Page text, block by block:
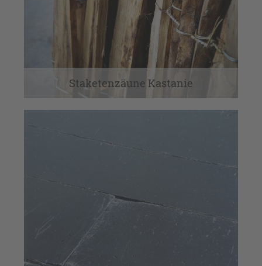
Staketenzäune Kastanie